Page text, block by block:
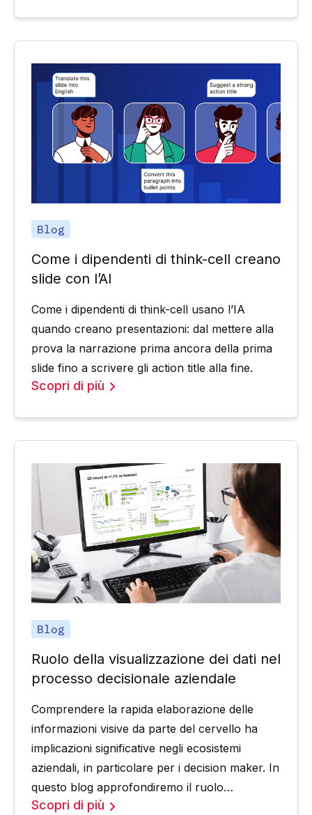
Blog
Come i dipendenti di think-cell creano
slide con l’AI
Come i dipendenti di think-cell usano l’IA
quando creano presentazioni: dal mettere alla
prova la narrazione prima ancora della prima
slide fino a scrivere gli action title alla fine.
Scopri di più
Blog
Ruolo della visualizzazione dei dati nel
processo decisionale aziendale
Comprendere la rapida elaborazione delle
informazioni visive da parte del cervello ha
implicazioni significative negli ecosistemi
aziendali, in particolare per i decision maker. In
questo blog approfondiremo il ruolo
fondamentale svolto dalla visualizzazione dei
Scopri di più